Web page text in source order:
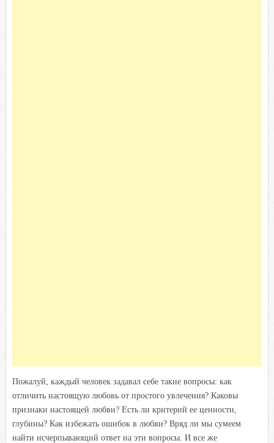
Пожалуй, каждый человек задавал себе такие вопросы: как
отличить настоящую любовь от простого увлечения? Каковы
признаки настоящей любви? Есть ли критерий ее ценности,
глубины? Как избежать ошибок в любви? Вряд ли мы сумеем
найти исчерпывающий ответ на эти вопросы. И все же